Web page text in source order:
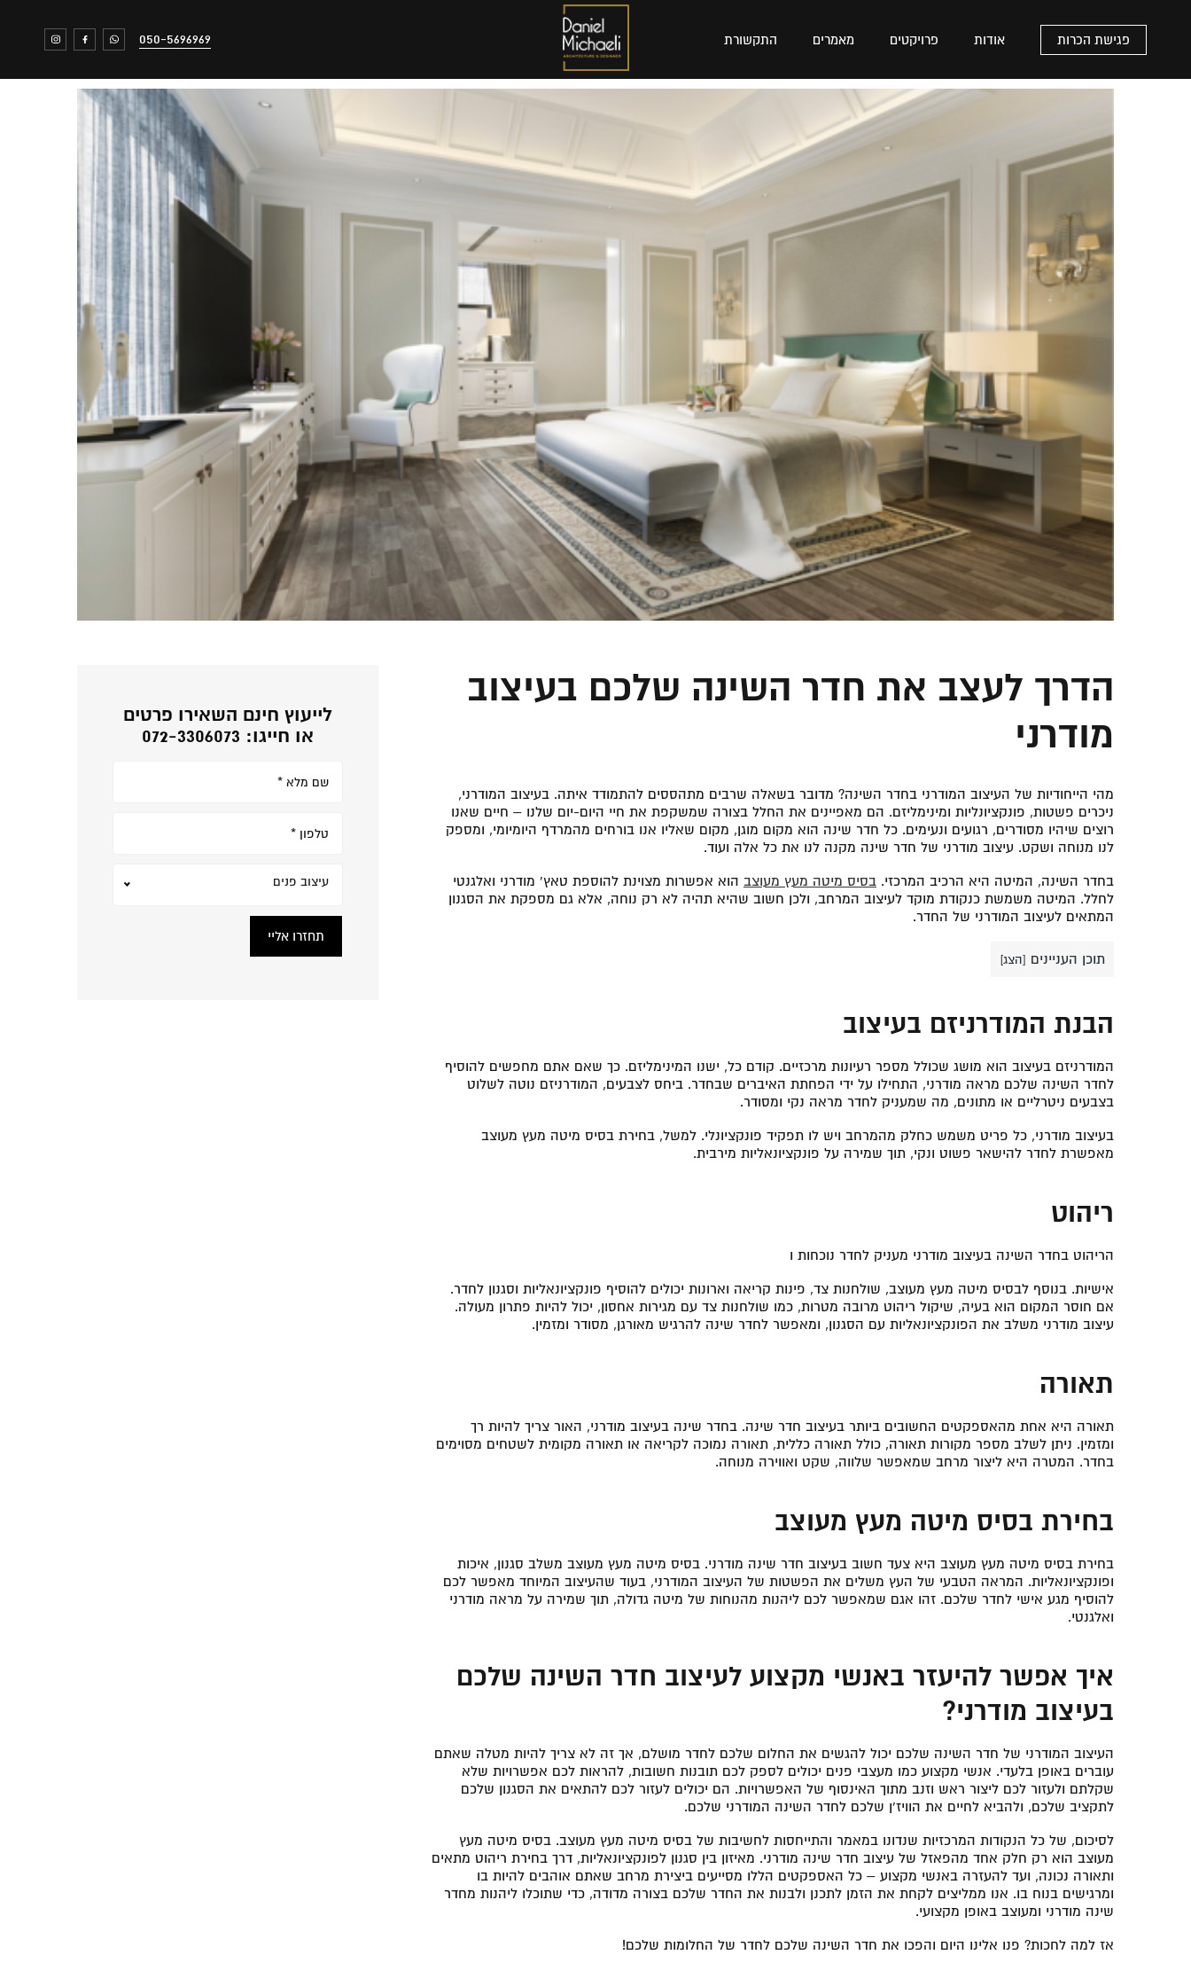
פגישת הכרות אודות פרויקטים מאמרים התקשורת 050-5696969
הדרך לעצב את חדר השינה שלכם בעיצוב
מודרני
מהי הייחודיות של העיצוב המודרני בחדר השינה? מדובר בשאלה שרבים מתהססים להתמודד איתה. בעיצוב המודרני,
ניכרים פשטות, פונקציונליות ומינימליזם. הם מאפיינים את החלל בצורה שמשקפת את חיי היום-יום שלנו – חיים שאנו
רוצים שיהיו מסודרים, רגועים ונעימים. כל חדר שינה הוא מקום מוגן, מקום שאליו אנו בורחים מהמרדף היומיומי, ומספק
לנו מנוחה ושקט. עיצוב מודרני של חדר שינה מקנה לנו את כל אלה ועוד.
בחדר השינה, המיטה היא הרכיב המרכזי. בסיס מיטה מעץ מעוצב הוא אפשרות מצוינת להוספת טאץ’ מודרני ואלגנטי
לחלל. המיטה משמשת כנקודת מוקד לעיצוב המרחב, ולכן חשוב שהיא תהיה לא רק נוחה, אלא גם מספקת את הסגנון
המתאים לעיצוב המודרני של החדר.
תוכן העניינים [הצג]
הבנת המודרניזם בעיצוב
המודרניזם בעיצוב הוא מושג שכולל מספר רעיונות מרכזיים. קודם כל, ישנו המינימליזם. כך שאם אתם מחפשים להוסיף
לחדר השינה שלכם מראה מודרני, התחילו על ידי הפחתת האיברים שבחדר. ביחס לצבעים, המודרניזם נוטה לשלוט
בצבעים ניטרליים או מתונים, מה שמעניק לחדר מראה נקי ומסודר.
בעיצוב מודרני, כל פריט משמש כחלק מהמרחב ויש לו תפקיד פונקציונלי. למשל, בחירת בסיס מיטה מעץ מעוצב
מאפשרת לחדר להישאר פשוט ונקי, תוך שמירה על פונקציונאליות מירבית.
ריהוט
הריהוט בחדר השינה בעיצוב מודרני מעניק לחדר נוכחות ו
אישיות. בנוסף לבסיס מיטה מעץ מעוצב, שולחנות צד, פינות קריאה וארונות יכולים להוסיף פונקציונאליות וסגנון לחדר.
אם חוסר המקום הוא בעיה, שיקול ריהוט מרובה מטרות, כמו שולחנות צד עם מגירות אחסון, יכול להיות פתרון מעולה.
עיצוב מודרני משלב את הפונקציונאליות עם הסגנון, ומאפשר לחדר שינה להרגיש מאורגן, מסודר ומזמין.
תאורה
תאורה היא אחת מהאספקטים החשובים ביותר בעיצוב חדר שינה. בחדר שינה בעיצוב מודרני, האור צריך להיות רך
ומזמין. ניתן לשלב מספר מקורות תאורה, כולל תאורה כללית, תאורה נמוכה לקריאה או תאורה מקומית לשטחים מסוימים
בחדר. המטרה היא ליצור מרחב שמאפשר שלווה, שקט ואווירה מנוחה.
בחירת בסיס מיטה מעץ מעוצב
בחירת בסיס מיטה מעץ מעוצב היא צעד חשוב בעיצוב חדר שינה מודרני. בסיס מיטה מעץ מעוצב משלב סגנון, איכות
ופונקציונאליות. המראה הטבעי של העץ משלים את הפשטות של העיצוב המודרני, בעוד שהעיצוב המיוחד מאפשר לכם
להוסיף מגע אישי לחדר שלכם. זהו אגם שמאפשר לכם ליהנות מהנוחות של מיטה גדולה, תוך שמירה על מראה מודרני
ואלגנטי.
איך אפשר להיעזר באנשי מקצוע לעיצוב חדר השינה שלכם
בעיצוב מודרני?
העיצוב המודרני של חדר השינה שלכם יכול להגשים את החלום שלכם לחדר מושלם, אך זה לא צריך להיות מטלה שאתם
עוברים באופן בלעדי. אנשי מקצוע כמו מעצבי פנים יכולים לספק לכם תובנות חשובות, להראות לכם אפשרויות שלא
שקלתם ולעזור לכם ליצור ראש וזנב מתוך האינסוף של האפשרויות. הם יכולים לעזור לכם להתאים את הסגנון שלכם
לתקציב שלכם, ולהביא לחיים את הוויז’ן שלכם לחדר השינה המודרני שלכם.
לסיכום, של כל הנקודות המרכזיות שנדונו במאמר והתייחסות לחשיבות של בסיס מיטה מעץ מעוצב. בסיס מיטה מעץ
מעוצב הוא רק חלק אחד מהפאזל של עיצוב חדר שינה מודרני. מאיזון בין סגנון לפונקציונאליות, דרך בחירת ריהוט מתאים
ותאורה נכונה, ועד להעזרה באנשי מקצוע – כל האספקטים הללו מסייעים ביצירת מרחב שאתם אוהבים להיות בו
ומרגישים בנוח בו. אנו ממליצים לקחת את הזמן לתכנן ולבנות את החדר שלכם בצורה מדודה, כדי שתוכלו ליהנות מחדר
שינה מודרני ומעוצב באופן מקצועי.
אז למה לחכות? פנו אלינו היום והפכו את חדר השינה שלכם לחדר של החלומות שלכם!
לייעוץ חינם השאירו פרטים
או חייגו: 072-3306073
עיצוב פנים